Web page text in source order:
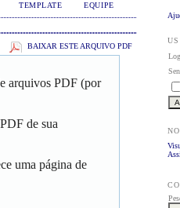
TEMPLATE EQUIPE
BAIXAR ESTE ARQUIVO PDF
arquivos PDF (por
de sua
uma página de